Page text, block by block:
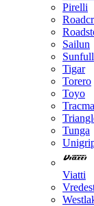
Pirelli
Sailun
Sunfull
Tigar
Torero
Toyo
Tunga
Viatti